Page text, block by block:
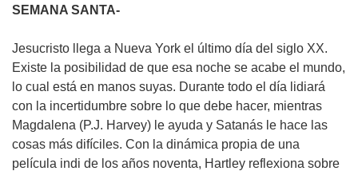
SEMANA SANTA-
Jesucristo llega a Nueva York el último día del siglo XX.
Existe la posibilidad de que esa noche se acabe el mundo,
lo cual está en manos suyas. Durante todo el día lidiará
con la incertidumbre sobre lo que debe hacer, mientras
Magdalena (P.J. Harvey) le ayuda y Satanás le hace las
cosas más difíciles. Con la dinámica propia de una
película indi de los años noventa, Hartley reflexiona sobre